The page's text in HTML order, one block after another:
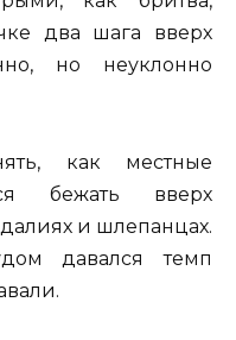
два шага вверх
но неуклонно
как местные
бежать вверх
и шлепанцах.
давался темп